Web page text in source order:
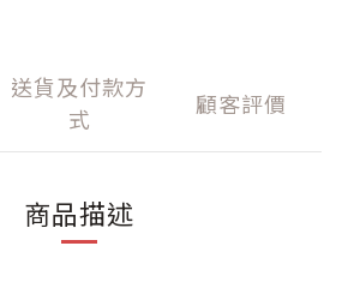
送貨及付款方
式
顧客評價
商品描述